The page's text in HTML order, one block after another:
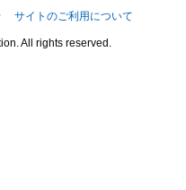
サイトのご利用について
All rights reserved.